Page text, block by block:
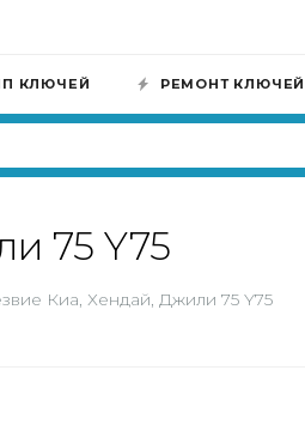
КЛЮЧЕЙ РЕМОНТ КЛЮЧЕЙ
75 Y75
Киа, Хендай, Джили 75 Y75